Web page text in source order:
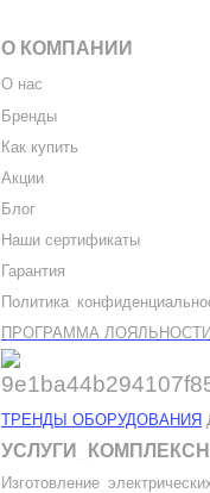
О КОМПАНИИ
О нас
Бренды
Как купить
Акции
Блог
Наши сертификаты
Гарантия
Политика
ПРОГРАММА
ТРЕНДЫ ОБОРУДОВАНИЯ
УСЛУГИ
Изготовление